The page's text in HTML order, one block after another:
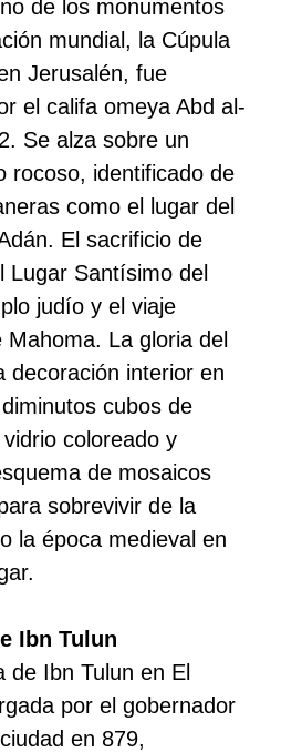
de los monumentos
mundial, la Cúpula
Jerusalén, fue
el califa omeya Abd al-
Se alza sobre un
rocoso, identificado de
como el lugar del
El sacrificio de
Lugar Santísimo del
judío y el viaje
Mahoma. La gloria del
decoración interior en
cubos de
coloreado y
de mosaicos
sobrevivir de la
la época medieval en
Ibn Tulun
de Ibn Tulun en El
por el gobernador
en 879,